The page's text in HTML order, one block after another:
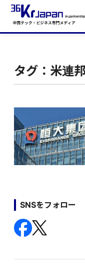
タグ：米連
SNSをフォロー